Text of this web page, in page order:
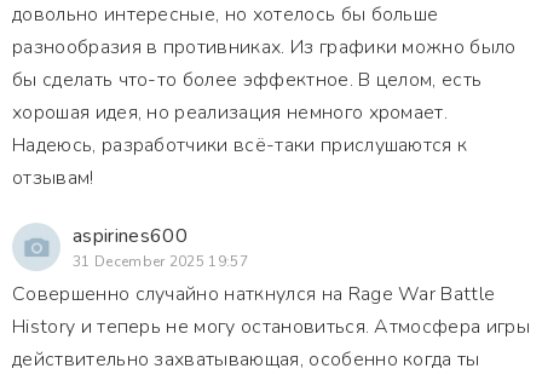
довольно интересные, но хотелось бы больше
разнообразия в противниках. Из графики можно было
бы сделать что-то более эффектное. В целом, есть
хорошая идея, но реализация немного хромает.
Надеюсь, разработчики всё-таки прислушаются к
отзывам!
aspirines600
31 December 2025 19:57
Совершенно случайно наткнулся на Rage War Battle
History и теперь не могу остановиться. Атмосфера игры
действительно захватывающая, особенно когда ты